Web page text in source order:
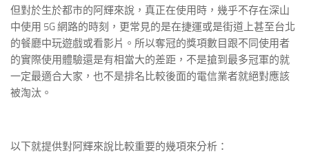
但對於生於都市的阿輝來說，真正在使用時，幾乎不存在深山
中使用 5G 網路的時刻，更常見的是在捷運或是街道上甚至台北
的餐廳中玩遊戲或看影片。所以奪冠的獎項數目跟不同使用者
的實際使用體驗還是有相當大的差距，不是搶到最多冠軍的就
一定最適合大家，也不是排名比較後面的電信業者就絕對應該
被淘汰。
以下就提供對阿輝來說比較重要的幾項來分析：